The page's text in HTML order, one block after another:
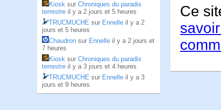
Kiosk sur Chroniques du paradis
terrestre il y a 2 jours et 5 heures
TRUCMUCHE sur Ennelle il y a 2
jours et 5 heures
Chaudron sur Ennelle il y a 2 jours et
7 heures
Kiosk sur Chroniques du paradis
terrestre il y a 3 jours et 4 heures
TRUCMUCHE sur Ennelle il y a 3
jours et 9 heures
Ce